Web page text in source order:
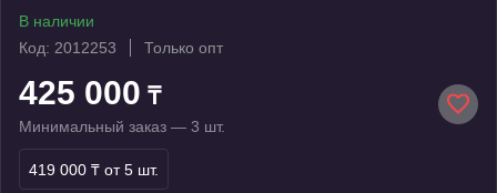
В наличии
Код: 2012253
Только опт
425 000 ₸
Минимальный заказ — 3 шт.
419 000 ₸ от 5 шт.